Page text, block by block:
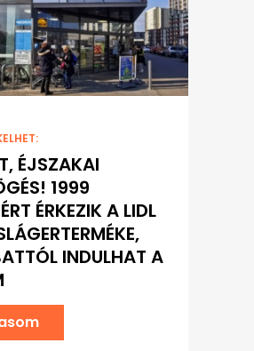
ÉJSZAKAI
1999
ÉRKEZIK A LIDL
INDULHAT A